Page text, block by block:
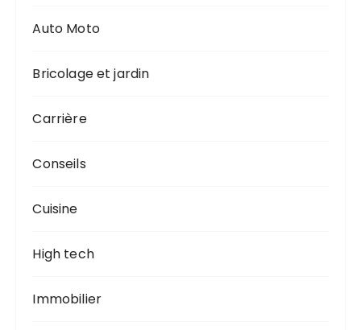
Auto Moto
Bricolage et jardin
Carrière
Conseils
Cuisine
High tech
Immobilier